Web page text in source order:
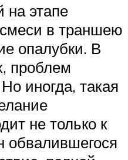
на этапе
в траншею
опалубки. В
проблем
иногда, такая
не только к
обвалившегося